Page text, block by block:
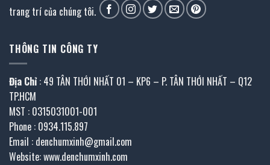
trang trí của chúng tôi.
THÔNG TIN CÔNG TY
Địa Chỉ : 49 TÂN THỚI NHẤT 01 – KP6 – P. TÂN THỚI NHẤT – Q12
TP.HCM
MST : 0315031001-001
Phone : 0934.115.897
Email : denchumxinh@gmail.com
Website: www.denchumxinh.com